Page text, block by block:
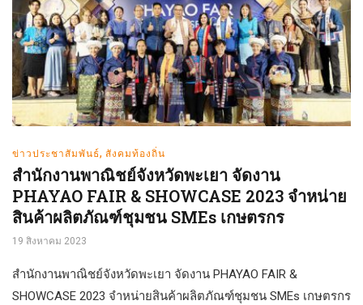
ข่าวประชาสัมพันธ์, สังคมท้องถิ่น
สำนักงานพาณิชย์จังหวัดพะเยา จัดงาน
PHAYAO FAIR & SHOWCASE 2023 จำหน่าย
สินค้าผลิตภัณฑ์ชุมชน SMEs เกษตรกร
19 สิงหาคม 2023
สำนักงานพาณิชย์จังหวัดพะเยา จัดงาน PHAYAO FAIR &
SHOWCASE 2023 จำหน่ายสินค้าผลิตภัณฑ์ชุมชน SMEs เกษตรกร